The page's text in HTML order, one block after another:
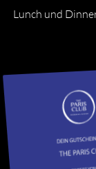
Lunch und